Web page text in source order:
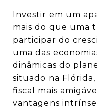
Investir em um
mais do que uma
participar do
uma das
dinâmicas do
situado na
fiscal mais
vantagens